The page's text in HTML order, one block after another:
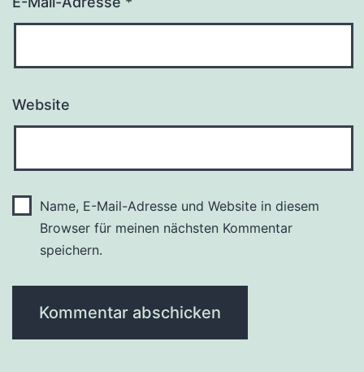
Website
Name, E-Mail-Adresse und Website in diesem
Browser für meinen nächsten Kommentar
speichern.